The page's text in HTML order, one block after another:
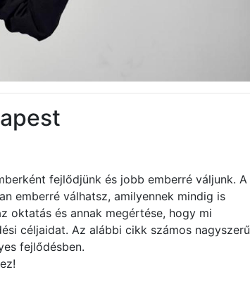
fejlődjünk és jobb emberré váljunk. A
emberré válhatsz, amilyennek mindig is
oktatás és annak megértése, hogy mi
céljaidat. Az alábbi cikk számos nagyszerű
fejlődésben.